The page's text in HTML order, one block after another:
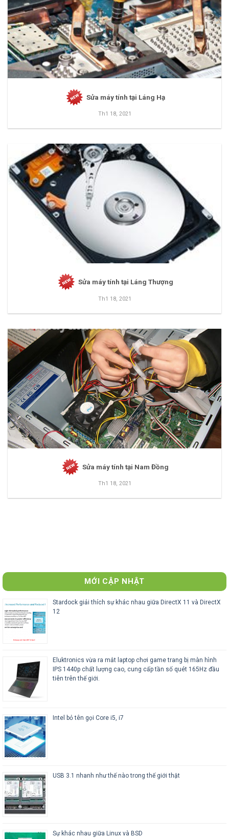
Sửa máy tính tại Láng Hạ
Th1 18, 2021
Sửa máy tính tại Láng Thượng
Th1 18, 2021
Sửa máy tính tại Nam Đồng
Th1 18, 2021
MỚI CẬP NHẬT
Stardock giải thích sự khác nhau giữa DirectX 11 và DirectX
12
Eluktronics vừa ra mắt laptop chơi game trang bị màn hình
IPS 1440p chất lượng cao, cung cấp tần số quét 165Hz đầu
tiên trên thế giới.
Intel bỏ tên gọi Core i5, i7
USB 3.1 nhanh như thế nào trong thế giới thật
Sự khác nhau giữa Linux và BSD